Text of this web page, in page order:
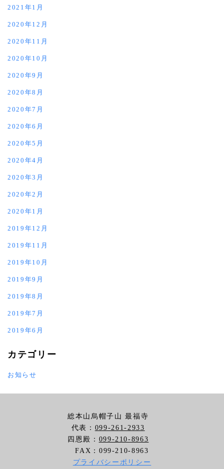
2021年1月
2020年12月
2020年11月
2020年10月
2020年9月
2020年8月
2020年7月
2020年6月
2020年5月
2020年4月
2020年3月
2020年2月
2020年1月
2019年12月
2019年11月
2019年10月
2019年9月
2019年8月
2019年7月
2019年6月
カテゴリー
お知らせ
総本山烏帽子山 最福寺
代表： 099-261-2933
四恩殿： 099-210-8963
FAX：099-210-8963
プライバシーポリシー